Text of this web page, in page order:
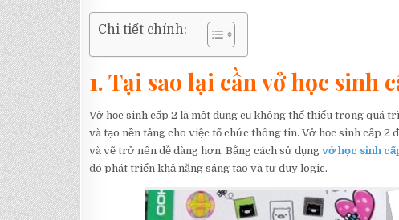
Chi tiết chính:
1. Tại sao lại cần vở học sinh
Vở học sinh cấp 2 là một dụng cụ không thể thiếu trong quá
và tạo nền tảng cho việc tổ chức thông tin. Vở học sinh cấp
và vẽ trở nên dễ dàng hơn. Bằng cách sử dụng vở học sinh
đó phát triển khả năng sáng tạo và tư duy logic.